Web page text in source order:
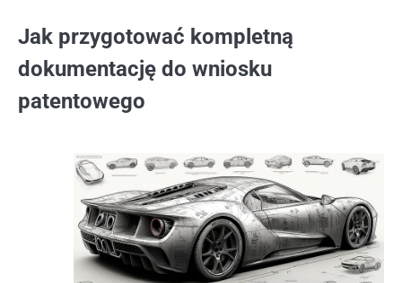
Jak przygotować kompletną
dokumentację do wniosku
patentowego